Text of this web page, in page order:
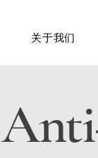
关于我们